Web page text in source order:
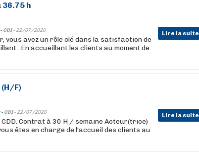
36.75 h
CDI - 22/07/2026 Lire la suite
vous avez un rôle clé dans la satisfaction de
. En accueillant les clients au moment de
(H/F)
-CDI - 22/07/2026 Lire la suite
Contrat à 30 H / semaine Acteur(trice)
êtes en charge de l'accueil des clients au